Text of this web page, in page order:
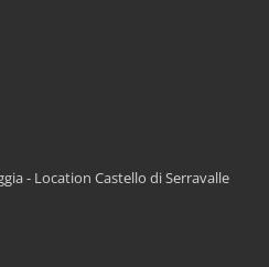
- Location Castello di Serravalle